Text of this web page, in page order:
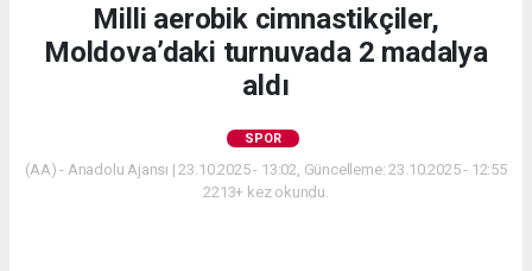
Milli aerobik cimnastikçiler,
Moldova’daki turnuvada 2 madalya
aldı
SPOR
(AA) - Anadolu Ajansı | 23.10.2025 - 13:02, Güncelleme: 23.10.2025 - 12:55
2213+ kez okundu.